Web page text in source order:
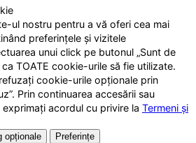
ul nostru pentru a vă oferi cea mai
preferințele și vizitele
unui click pe butonul „Sunt de
TOATE cookie-urile să fie utilizate.
cookie-urile opționale prin
Prin continuarea accesării sau
acordul cu privire la Termeni și
opționale
Preferințe